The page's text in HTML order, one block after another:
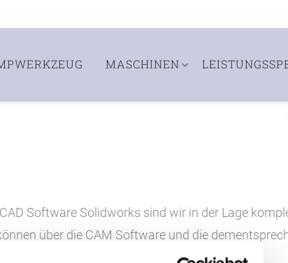
MASCHINEN
Software Solidworks sind wir in der Lage
über die CAM Software und die